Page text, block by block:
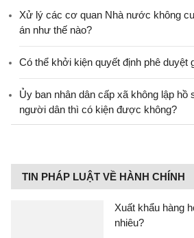
Xử lý các cơ quan Nhà nước không
án như thế nào?
Có thể khởi kiện quyết định phê duyệt
Ủy ban nhân dân cấp xã không lập hồ
người dân thì có kiện được không?
TIN PHÁP LUẬT VỀ HÀNH CHÍNH
Xuất khẩu hàng
nhiêu?